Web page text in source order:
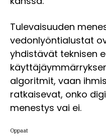
Tulevaisuuden
vedonlyöntialustat
yhdistävät teknisen
algoritmit, vaan
ratkaisevat, onko
menestys vai ei.
Oppaat